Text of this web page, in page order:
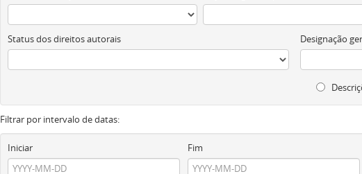
Status dos direitos autorais Designação
Filtrar por intervalo de datas:
Iniciar
Fim